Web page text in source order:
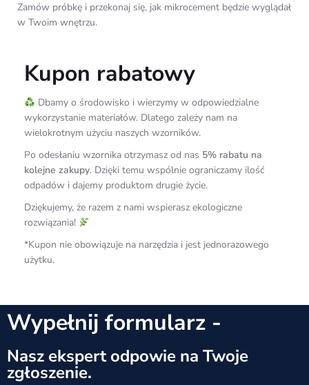
Zamów próbkę i przekonaj się, jak mikrocement będzie wyglądał
w Twoim wnętrzu.
Kupon rabatowy
Dbamy o środowisko i wierzymy w odpowiedzialne
wykorzystanie materiałów. Dlatego zależy nam na
wielokrotnym użyciu naszych wzorników.
Po odesłaniu wzornika otrzymasz od nas 5% rabatu na
kolejne zakupy. Dzięki temu wspólnie ograniczamy ilość
odpadów i dajemy produktom drugie życie.
Dziękujemy, że razem z nami wspierasz ekologiczne
rozwiązania!
*Kupon nie obowiązuje na narzędzia i jest jednorazowego
użytku.
Wypełnij formularz -
Nasz ekspert odpowie na Twoje
zgłoszenie.